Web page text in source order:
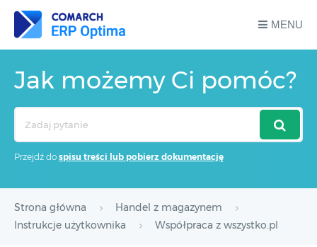
MENU
Jak możemy Ci pomóc?
Przejdź do spisu treści lub pobierz dokumentację
Strona główna
Handel z magazynem
Instrukcje użytkownika
Współpraca z wszystko.pl